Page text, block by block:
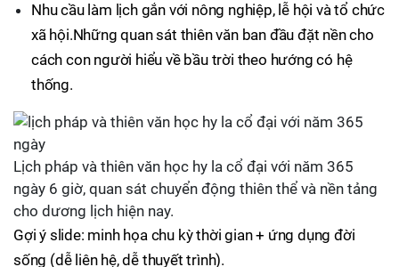
Nhu cầu làm lịch gắn với nông nghiệp, lễ hội và tổ chức
xã hội.Những quan sát thiên văn ban đầu đặt nền cho
cách con người hiểu về bầu trời theo hướng có hệ
thống.
Lịch pháp và thiên văn học hy la cổ đại với năm 365
ngày 6 giờ, quan sát chuyển động thiên thể và nền tảng
cho dương lịch hiện nay.
Gợi ý slide: minh họa chu kỳ thời gian + ứng dụng đời
sống (dễ liên hệ, dễ thuyết trình).